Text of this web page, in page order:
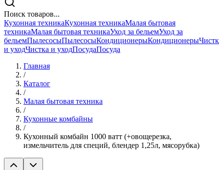
Поиск товаров...
Кухонная техникаКухонная техникаМалая бытовая
техникаМалая бытовая техникаУход за бельемУход за
бельемПылесосыПылесосыКондиционерыКондиционеры
и уходЧистка и уходПосудаПосуда
Главная
/
Каталог
/
Малая бытовая техника
/
Кухонные комбайны
/
Кухонный комбайн 1000 ватт (+овощерезка,
измельчитель для специй, блендер 1,25л, мясорубка)